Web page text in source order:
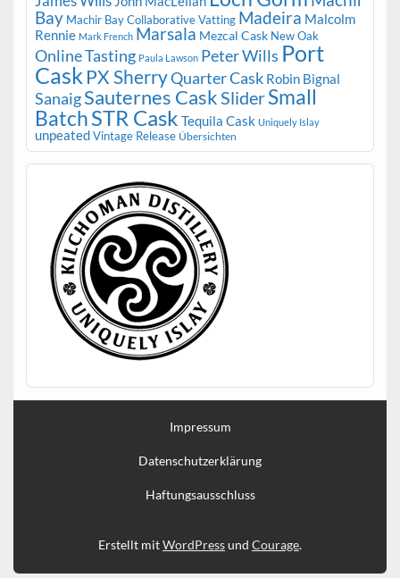
Bay Machir Bay Collaborative Vatting Madeira Malcolm
Rennie Mark French Marsala Mezcal Cask New Oak
Online Tasting Paula Lawson Peter Wills Port
Cask PX SherryQuarter Cask Robin Bignal
SanaigSauternes CaskSliderSmall
BatchSTR Cask Tequila Cask Uniquely Islay
unpeated Vintage Release Übersichten
Impressum
Datenschutzerklärung
Haftungsausschluss
Erstellt mitWordPressund Courage.